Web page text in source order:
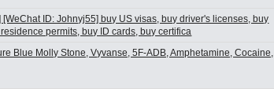
ID: Johnyj55] buy US visas, buy driver's licenses, buy
permits, buy ID cards, buy certifica
Blue Molly Stone, Vyvanse, 5F-ADB, Amphetamine, Cocaine,